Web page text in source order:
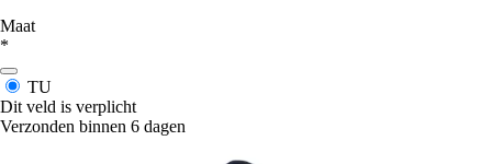
Maat
*
TU
Dit veld is verplicht
Verzonden binnen 6 dagen